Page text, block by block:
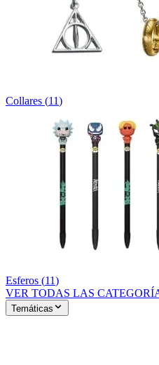
Collares (11)
Esferos (11)
VER TODAS LAS
Temáticas